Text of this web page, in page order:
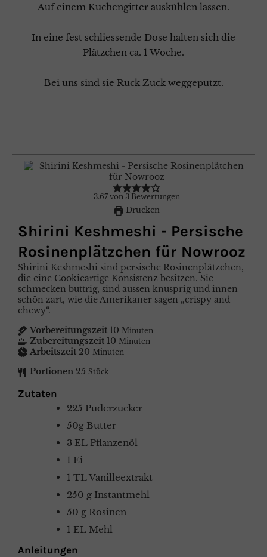
Auf einem Kuchengitter auskühlen lassen.
In eine fest schliessende Dose halten sich die
Plätzchen ca. 1 Woche.
Bei uns sind sie Ruck Zuck weggeputzt.
3.67von 3Bewertungen
Drucken
Shirini Keshmeshi - Persische
Rosinenplätzchen für Nowrooz
Shirini Keshmeshi sind persische Rosinenplätzchen,
die eine Cookieartige Konsistenz besitzen. Sie
schmecken buttrig, sind aussen knusprig und innen
schön zart, wie die Amerikaner sagen „crispy and
chewy“.
Vorbereitungszeit 10 Minuten
Zubereitungszeit 10 Minuten
Arbeitszeit 20 Minuten
Portionen 25 Stück
Zutaten
225 Puderzucker
50g Butter
3 EL Pflanzenöl
1 Ei
1 TLVanilleextrakt
250 g Instantmehl
50 g Rosinen
1 EL Mehl
Anleitungen